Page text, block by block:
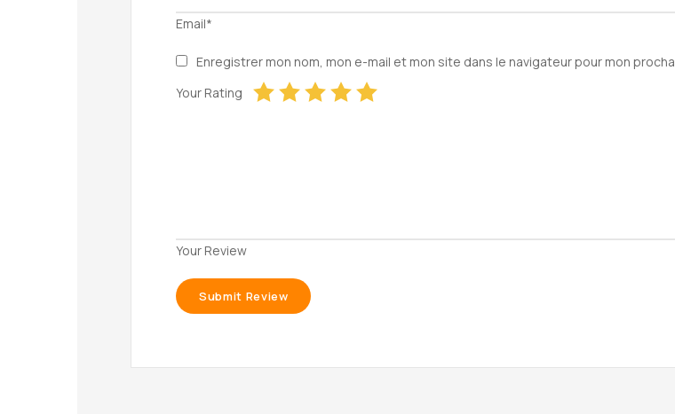
Email*
Enregistrer mon nom, mon e-mail et mon site dans le navigateur pour mon
Your Rating
Your Review